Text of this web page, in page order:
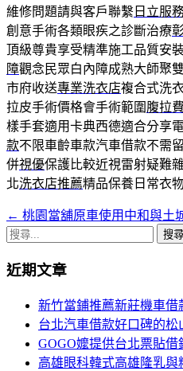
維修問題請與客戶聯繫 日立服
創意手術各類眼疾之診斷治療
頂級尊貴享受精準施工品質安
障觀念民眾白內障成熟大師聚
市府收送專業洗衣店複合式洗
拉皮手術價格會手術範圍 腹拉
樣手套適用卡典西德適合分享
款不限車齡車款汽車借款不需
併視優保護比較近視雷射疑難
北洗衣店推薦精品保養日常衣
文
章
導
← 桃園當舖原車使用中和與土
搜
關
近期文章
新竹當鋪推薦新莊機車
台北汽車借款好口碑的
GOGO嬤提供台北票貼
高雄眼科韓式高雄隆乳